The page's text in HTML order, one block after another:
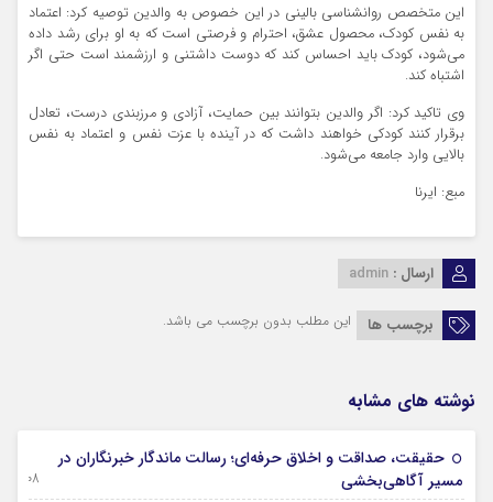
این متخصص روانشناسی بالینی در این خصوص به والدین توصیه کرد: اعتماد
به نفس کودک، محصول عشق، احترام و فرصتی است که به او برای رشد داده
می‌شود، کودک باید احساس کند که دوست داشتنی و ارزشمند است حتی اگر
اشتباه کند.
وی تاکید کرد: اگر والدین بتوانند بین حمایت، آزادی و مرزبندی درست، تعادل
برقرار کنند کودکی خواهند داشت که در آینده با عزت نفس و اعتماد به نفس
بالایی وارد جامعه می‌شود.
مبع: ایرنا
ارسال : admin
برچسب ها این مطلب بدون برچسب می باشد.
نوشته های مشابه
حقیقت، صداقت و اخلاق حرفه‌ای؛ رسالت ماندگار خبرنگاران در
مسیر آگاهی‌بخشی
08 آگوست 2026